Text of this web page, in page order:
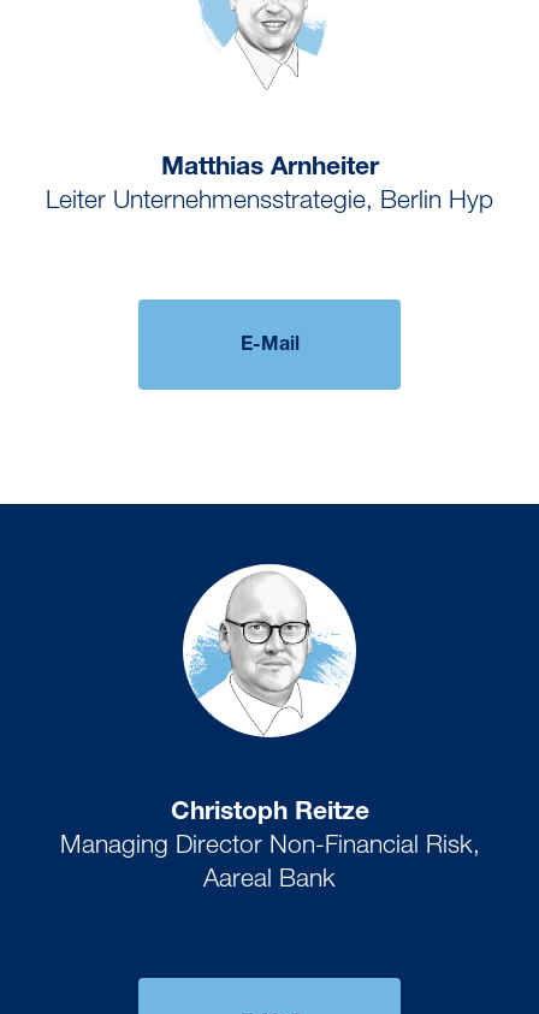
Matthias Arnheiter
Leiter Unternehmensstrategie, Berlin Hyp
E-Mail
Christoph Reitze
Managing Director Non-Financial Risk,
Aareal Bank